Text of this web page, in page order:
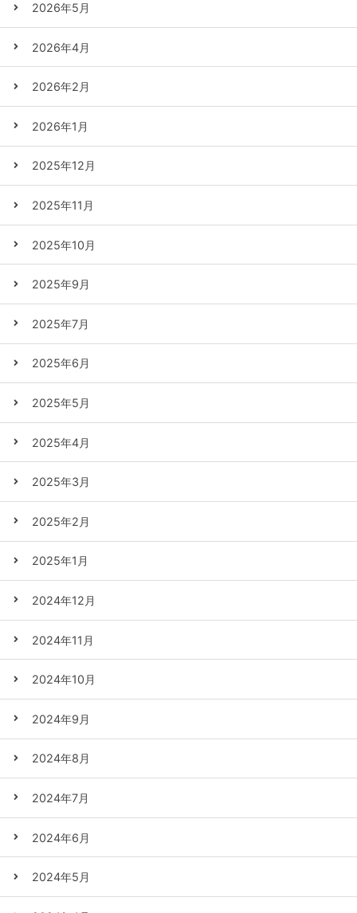
2026年5月
2026年4月
2026年2月
2026年1月
2025年12月
2025年11月
2025年10月
2025年9月
2025年7月
2025年6月
2025年5月
2025年4月
2025年3月
2025年2月
2025年1月
2024年12月
2024年11月
2024年10月
2024年9月
2024年8月
2024年7月
2024年6月
2024年5月